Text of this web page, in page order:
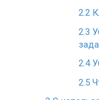
2.2
2.3
2.4
2.5